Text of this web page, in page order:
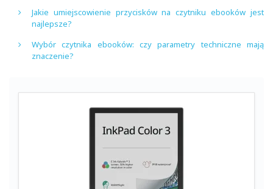
Jakie umiejscowienie przycisków na czytniku ebooków jest
najlepsze?
Wybór czytnika ebooków: czy parametry techniczne mają
znaczenie?